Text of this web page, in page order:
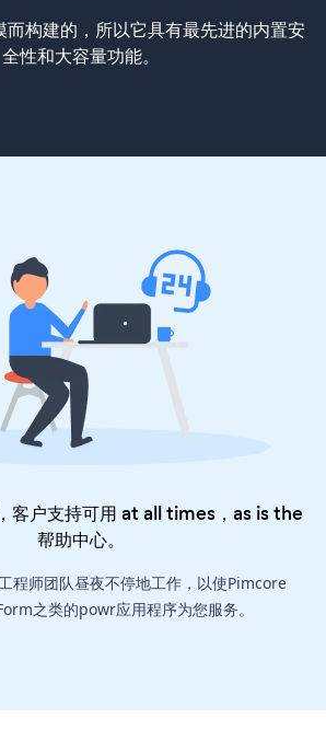
构建的，所以它具有最先进的内置安
全性和大容量功能。
户支持可用 at all times，as is the
帮助中心。
程师团队昼夜不停地工作，以使Pimcore
之类的powr应用程序为您服务。